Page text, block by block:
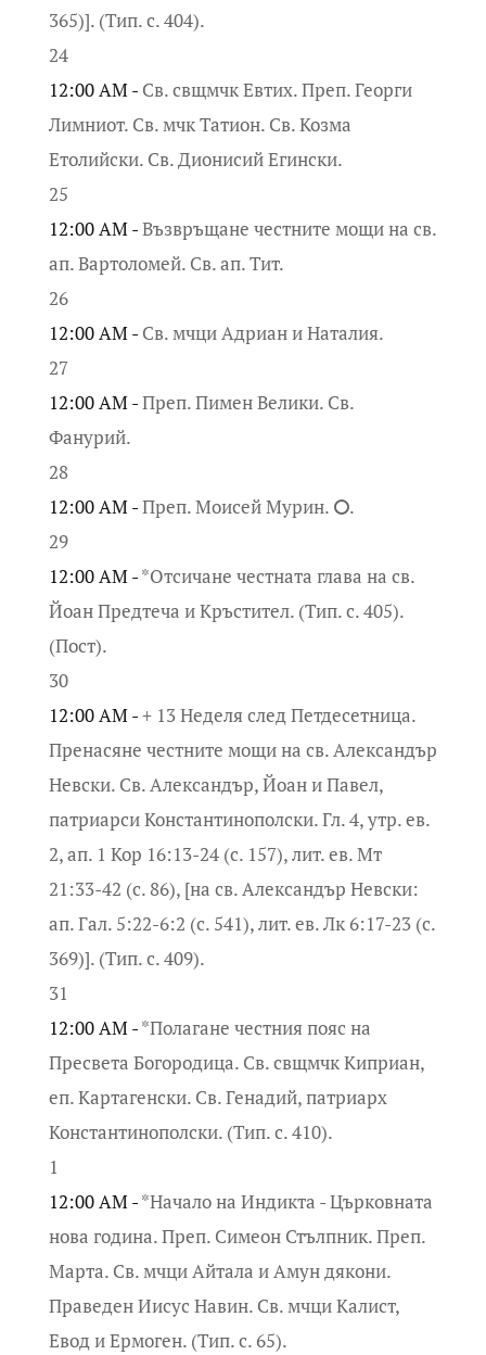
365)]. (Тип. с. 404).
24
12:00 AM - Св. свщмчк Евтих. Преп. Георги
Лимниот. Св. мчк Татион. Св. Козма
Етолийски. Св. Дионисий Егински.
25
12:00 AM -Възвръщане честните мощи на св.
ап. Вартоломей. Св. ап. Тит.
26
12:00 AM - Св. мчци Адриан и Наталия.
27
12:00 AM -Преп. Пимен Велики. Св.
Фанурий.
28
12:00 AM -Преп. Моисей Мурин. ⭘.
29
12:00 AM -*Отсичане честната глава на св.
Йоан Предтеча и Кръстител. (Тип. с. 405).
(Пост).
30
12:00 AM -+ 13 Неделя след Петдесетница.
Пренасяне честните мощи на св. Александър
Невски. Св. Александър, Йоан и Павел,
патриарси Константинополски. Гл. 4, утр. ев.
2, ап. 1 Кор 16:13-24 (с. 157), лит. ев. Мт
21:33-42 (с. 86), [на св. Александър Невски:
ап. Гал. 5:22-6:2 (с. 541), лит. ев. Лк 6:17-23 (с.
369)]. (Тип. с. 409).
31
12:00 AM -*Полагане честния пояс на
Пресвета Богородица. Св. свщмчк Киприан,
еп. Картагенски. Св. Генадий, патриарх
Константинополски. (Тип. с. 410).
1
12:00 AM -*Начало на Индикта - Църковната
нова година. Преп. Симеон Стълпник. Преп.
Марта. Св. мчци Айтала и Амун дякони.
Праведен Иисус Навин. Св. мчци Калист,
Евод и Ермоген. (Тип. с. 65).